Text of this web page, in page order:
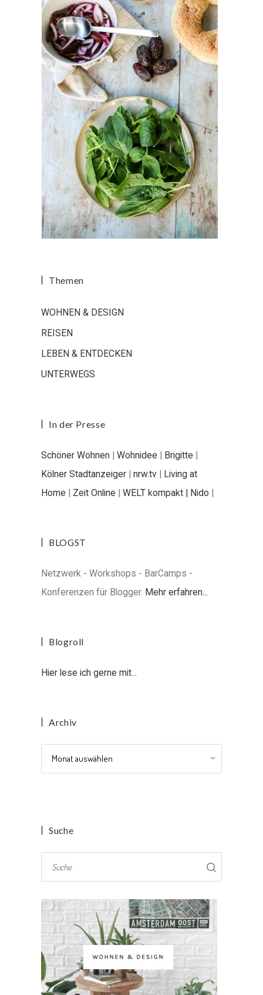
Themen
WOHNEN & DESIGN
REISEN
LEBEN & ENTDECKEN
UNTERWEGS
In der Presse
Schöner Wohnen | Wohnidee | Brigitte |
Kölner Stadtanzeiger | nrw.tv | Living at
Home | Zeit Online | WELT kompakt | Nido |
BLOGST
Netzwerk - Workshops - BarCamps -
Konferenzen für Blogger. Mehr erfahren...
Blogroll
Hier lese ich gerne mit...
Archiv
Suche